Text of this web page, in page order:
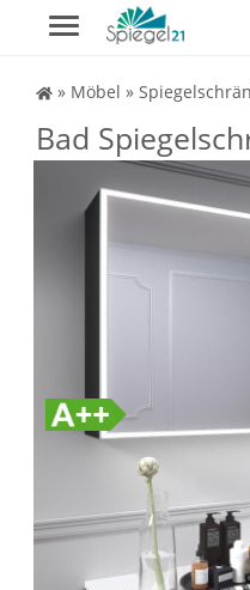
Spiegel Shop
» Möbel »
Bad